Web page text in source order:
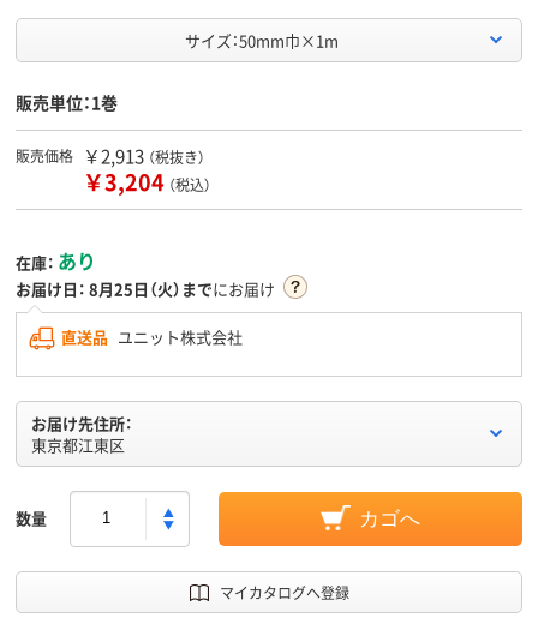
サイズ：50mm巾×1m
販売単位：1巻
販売価格 ￥2,913 （税抜き）
￥3,204 （税込）
在庫： あり
お届け日： 8月25日（火）までにお届け
直送品 ユニット株式会社
お届け先住所：
東京都江東区
数量 カゴへ
マイカタログへ登録